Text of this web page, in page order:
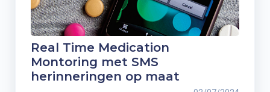
Real Time Medication
Montoring met SMS
herinneringen op maat